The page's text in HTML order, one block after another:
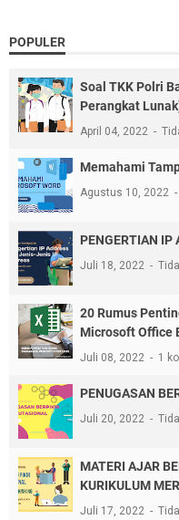
POPULER
Soal TKK Polri
Perangkat
April 04, 2022
Memahami
Agustus 10, 2022
PENGERTIAN IP
Juli 18, 2022
20 Rumus
Microsoft Office
Juli 08, 2022 1
PENUGASAN
Juli 20, 2022
MATERI AJAR
KURIKULUM
Juli 17, 2022